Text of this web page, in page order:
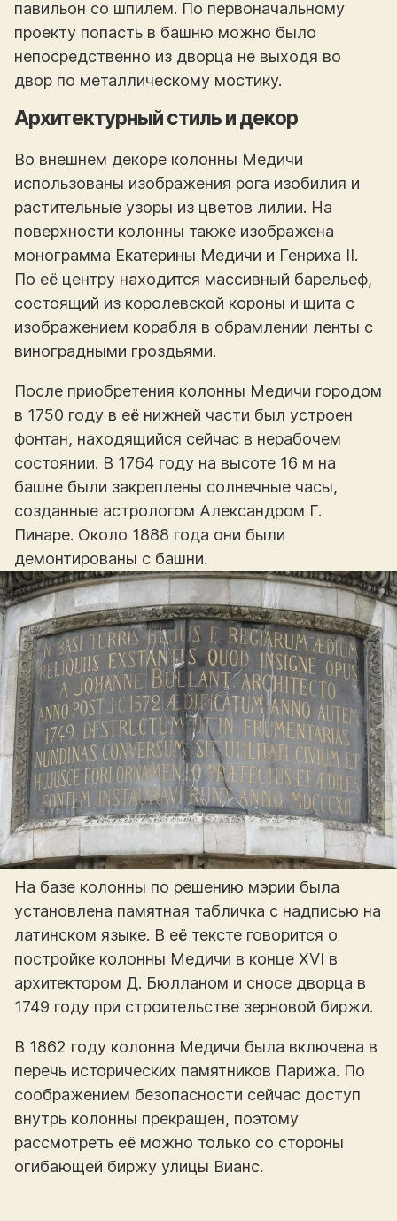
павильон со шпилем. По первоначальному
проекту попасть в башню можно было
непосредственно из дворца не выходя во
двор по металлическому мостику.
Архитектурный стиль и декор
Во внешнем декоре колонны Медичи
использованы изображения рога изобилия и
растительные узоры из цветов лилии. На
поверхности колонны также изображена
монограмма Екатерины Медичи и Генриха II.
По её центру находится массивный барельеф,
состоящий из королевской короны и щита с
изображением корабля в обрамлении ленты с
виноградными гроздьями.
После приобретения колонны Медичи городом
в 1750 году в её нижней части был устроен
фонтан, находящийся сейчас в нерабочем
состоянии. В 1764 году на высоте 16 м на
башне были закреплены солнечные часы,
созданные астрологом Александром Г.
Пинаре. Около 1888 года они были
демонтированы с башни.
На базе колонны по решению мэрии была
установлена памятная табличка с надписью на
латинском языке. В её тексте говорится о
постройке колонны Медичи в конце XVI в
архитектором Д. Бюлланом и сносе дворца в
1749 году при строительстве зерновой биржи.
В 1862 году колонна Медичи была включена в
перечь исторических памятников Парижа. По
соображением безопасности сейчас доступ
внутрь колонны прекращен, поэтому
рассмотреть её можно только со стороны
огибающей биржу улицы Вианс.